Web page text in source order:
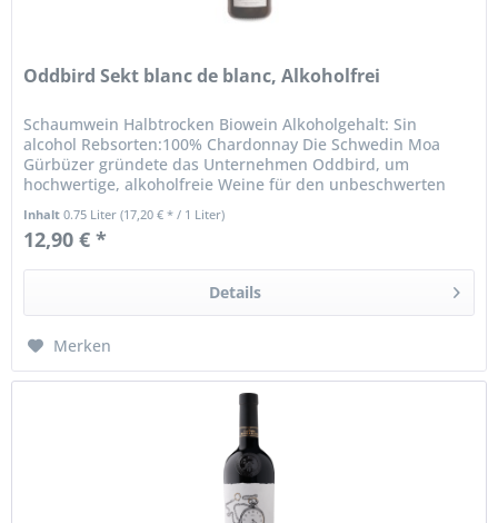
Oddbird Sekt blanc de blanc, Alkoholfrei
Schaumwein Halbtrocken Biowein Alkoholgehalt: Sin
alcohol Rebsorten:100% Chardonnay Die Schwedin Moa
Gürbüzer gründete das Unternehmen Oddbird, um
hochwertige, alkoholfreie Weine für den unbeschwerten
Inhalt0.75 Liter(17,20 € * / 1 Liter)
12,90 € *
Details
Merken